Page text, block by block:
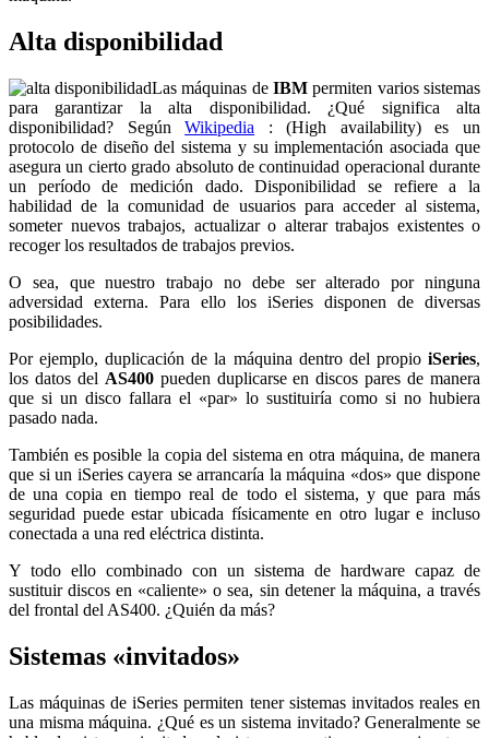
Alta disponibilidad
Las máquinas de IBM permiten varios sistemas
para garantizar la alta disponibilidad. ¿Qué significa alta
disponibilidad? SegúnWikipedia : (High availability) es un
protocolo de diseño del sistema y su implementación asociada que
asegura un cierto grado absoluto de continuidad operacional durante
un período de medición dado. Disponibilidad se refiere a la
habilidad de la comunidad de usuarios para acceder al sistema,
someter nuevos trabajos, actualizar o alterar trabajos existentes o
recoger los resultados de trabajos previos.
O sea, que nuestro trabajo no debe ser alterado por ninguna
adversidad externa. Para ello los iSeries disponen de diversas
posibilidades.
Por ejemplo, duplicación de la máquina dentro del propio iSeries,
los datos del AS400pueden duplicarse en discos pares de manera
que si un disco fallara el «par» lo sustituiría como si no hubiera
pasado nada.
También es posible la copia del sistema en otra máquina, de manera
que si un iSeries cayera se arrancaría la máquina «dos» que dispone
de una copia en tiempo real de todo el sistema, y que para más
seguridad puede estar ubicada físicamente en otro lugar e incluso
conectada a una red eléctrica distinta.
Y todo ello combinado con un sistema de hardware capaz de
sustituir discos en «caliente» o sea, sin detener la máquina, a través
del frontal del AS400. ¿Quién da más?
Sistemas «invitados»
Las máquinas de iSeries permiten tener sistemas invitados reales en
una misma máquina. ¿Qué es un sistema invitado? Generalmente se